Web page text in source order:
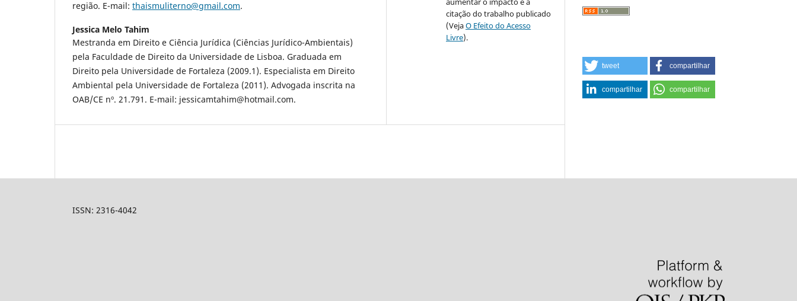
região. E-mail: thaismuliterno@gmail.com.
Jessica Melo Tahim
Mestranda em Direito e Ciência Jurídica (Ciências Jurídico-Ambientais)
pela Faculdade de Direito da Universidade de Lisboa. Graduada em
Direito pela Universidade de Fortaleza (2009.1). Especialista em Direito
Ambiental pela Universidade de Fortaleza (2011). Advogada inscrita na
OAB/CE nº. 21.791. E-mail: jessicamtahim@hotmail.com.
citação do trabalho publicado
(VejaO Efeito do Acesso
Livre).
tweet compartilhar
compartilhar compartilhar
ISSN: 2316-4042